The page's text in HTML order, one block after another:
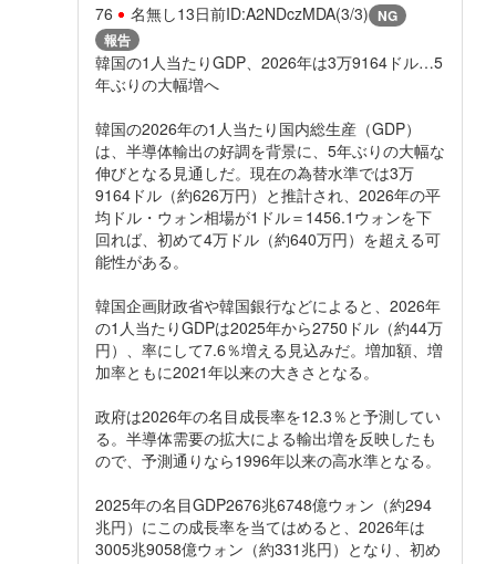
76 名無し13日前ID:A2NDczMDA(3/3) NG
報告
韓国の1人当たりGDP、2026年は3万9164ドル…5
年ぶりの大幅増へ
韓国の2026年の1人当たり国内総生産（GDP）
は、半導体輸出の好調を背景に、5年ぶりの大幅な
伸びとなる見通しだ。現在の為替水準では3万
9164ドル（約626万円）と推計され、2026年の平
均ドル・ウォン相場が1ドル＝1456.1ウォンを下
回れば、初めて4万ドル（約640万円）を超える可
能性がある。
韓国企画財政省や韓国銀行などによると、2026年
の1人当たりGDPは2025年から2750ドル（約44万
円）、率にして7.6％増える見込みだ。増加額、増
加率ともに2021年以来の大きさとなる。
政府は2026年の名目成長率を12.3％と予測してい
る。半導体需要の拡大による輸出増を反映したも
ので、予測通りなら1996年以来の高水準となる。
2025年の名目GDP2676兆6748億ウォン（約294
兆円）にこの成長率を当てはめると、2026年は
3005兆9058億ウォン（約331兆円）となり、初め